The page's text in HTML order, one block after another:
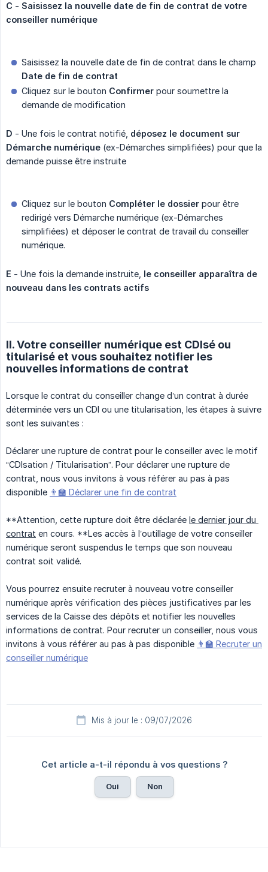
C - Saisissez la nouvelle date de fin de contrat de votre
conseiller numérique
Saisissez la nouvelle date de fin de contrat dans le champ
Date de fin de contrat
Cliquez sur le bouton Confirmer pour soumettre la
demande de modification
D - Une fois le contrat notifié, déposez le document sur
Démarche numérique (ex-Démarches simplifiées) pour que la
demande puisse être instruite
Cliquez sur le bouton Compléter le dossier pour être
redirigé vers Démarche numérique (ex-Démarches
simplifiées) et déposer le contrat de travail du conseiller
numérique.
E - Une fois la demande instruite, le conseiller apparaîtra de
nouveau dans les contrats actifs
II. Votre conseiller numérique est CDIsé ou
titularisé et vous souhaitez notifier les
nouvelles informations de contrat
Lorsque le contrat du conseiller change d’un contrat à durée
déterminée vers un CDI ou une titularisation, les étapes à suivre
sont les suivantes :
Déclarer une rupture de contrat pour le conseiller avec le motif
“CDIsation / Titularisation”. Pour déclarer une rupture de
contrat, nous vous invitons à vous référer au pas à pas
disponible 👨‍🏫 Déclarer une fin de contrat
**Attention, cette rupture doit être déclarée le dernier jour du
contrat en cours. **Les accès à l’outillage de votre conseiller
numérique seront suspendus le temps que son nouveau
contrat soit validé.
Vous pourrez ensuite recruter à nouveau votre conseiller
numérique après vérification des pièces justificatives par les
services de la Caisse des dépôts et notifier les nouvelles
informations de contrat. Pour recruter un conseiller, nous vous
invitons à vous référer au pas à pas disponible 👨‍🏫 Recruter un
conseiller numérique
Mis à jour le : 09/07/2026
Cet article a-t-il répondu à vos questions ?
Oui Non